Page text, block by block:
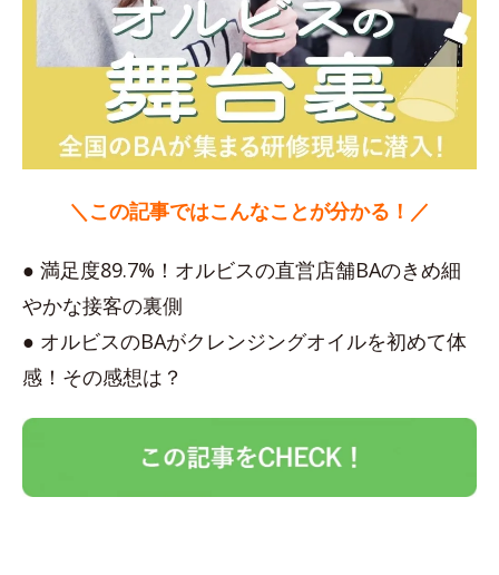
＼この記事ではこんなことが分かる！／
● 満足度89.7%！オルビスの直営店舗BAのきめ細
やかな接客の裏側
● オルビスのBAがクレンジングオイルを初めて体
感！その感想は？